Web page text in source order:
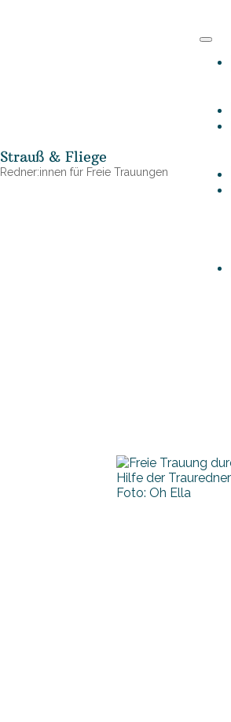
Strauß & Fliege
Redner:innen für Freie Trauungen
Foto: Oh Ella